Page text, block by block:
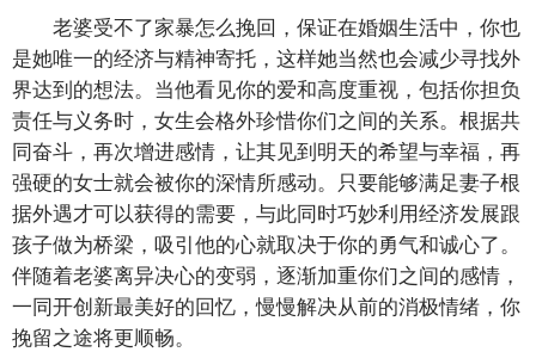
老婆受不了家暴怎么挽回，保证在婚姻生活中，你也
是她唯一的经济与精神寄托，这样她当然也会减少寻找外
界达到的想法。当他看见你的爱和高度重视，包括你担负
责任与义务时，女生会格外珍惜你们之间的关系。根据共
同奋斗，再次增进感情，让其见到明天的希望与幸福，再
强硬的女士就会被你的深情所感动。只要能够满足妻子根
据外遇才可以获得的需要，与此同时巧妙利用经济发展跟
孩子做为桥梁，吸引他的心就取决于你的勇气和诚心了。
伴随着老婆离异决心的变弱，逐渐加重你们之间的感情，
一同开创新最美好的回忆，慢慢解决从前的消极情绪，你
挽留之途将更顺畅。